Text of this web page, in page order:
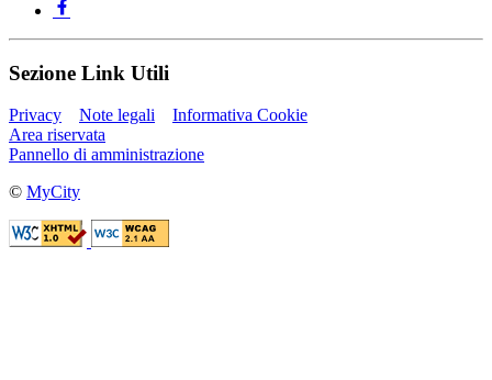
Sezione Link Utili
Privacy Note legali
Informativa Cookie
Area riservata
Pannello di amministrazione
© MyCity